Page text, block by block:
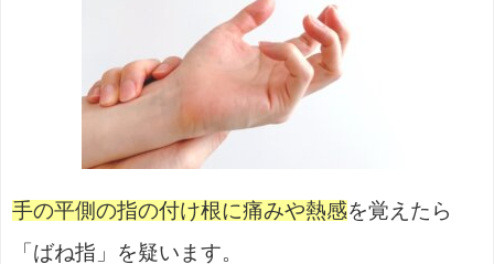
手の平側の指の付け根に痛みや熱感を覚えたら
「ばね指」を疑います。